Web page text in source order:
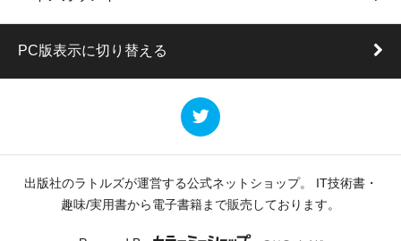
PC版表示に切り替える
出版社のラトルズが運営する公式ネットショップ。 IT技術書・
趣味/実用書から電子書籍まで販売しております。